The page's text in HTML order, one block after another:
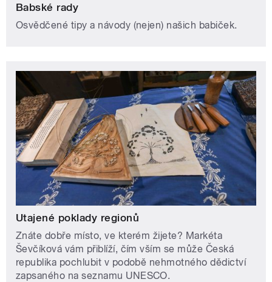
Babské rady
Osvědčené tipy a návody (nejen) našich babiček.
Utajené poklady regionů
Znáte dobře místo, ve kterém žijete? Markéta
Ševčíková vám přiblíží, čím vším se může Česká
republika pochlubit v podobě nehmotného dědictví
zapsaného na seznamu UNESCO.